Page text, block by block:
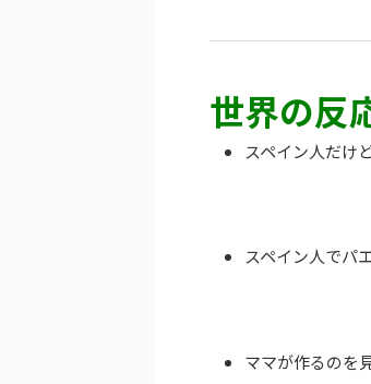
世界の反
スペイン人だけ
スペイン人でパ
ママが作るのを